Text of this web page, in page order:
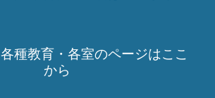
各種教育・各室のページはここ
から